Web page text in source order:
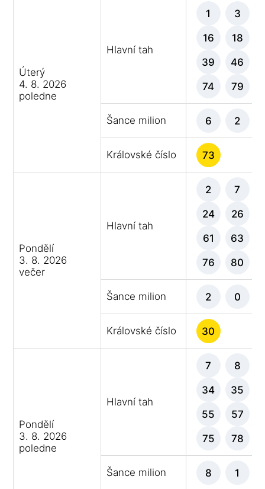
Úterý
4. 8. 2026
poledne
Hlavní tah
1 3
16 18
39 46
74 79
Šance milion 6 2
Královské číslo 73
Pondělí
3. 8. 2026
večer
Hlavní tah
2 7
24 26
61 63
76 80
Šance milion 2 0
Královské číslo 30
Pondělí
3. 8. 2026
poledne
Hlavní tah
7 8
34 35
55 57
75 78
Šance milion 8 1